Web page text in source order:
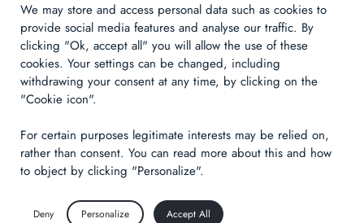
Informativa sulla privacy
Informazioni legali
Technical & Legal informations
Made byIzhak
We may store and access personal data such as cookies to
provide social media features and analyse our traffic. By
clicking "Ok, accept all" you will allow the use of these
cookies. Your settings can be changed, including
withdrawing your consent at any time, by clicking on the
"Cookie icon".
For certain purposes legitimate interests may be relied on,
rather than consent. You can read more about this and how
to object by clicking "Personalize".
Deny Personalize Accept All